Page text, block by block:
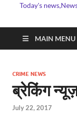
Today's
MAIN MENU
CRIME NEWS
ब्रेकिंग
July 22, 2017